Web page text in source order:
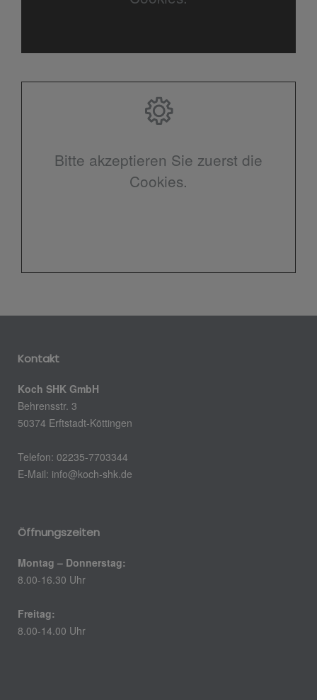
Bitte akzeptieren Sie zuerst die
Cookies.
Kontakt
Koch SHK GmbH
Behrensstr. 3
50374 Erftstadt-Köttingen
Telefon: 02235-7703344
E-Mail: info@koch-shk.de
Öffnungszeiten
Montag – Donnerstag:
8.00-16.30 Uhr
Freitag:
8.00-14.00 Uhr